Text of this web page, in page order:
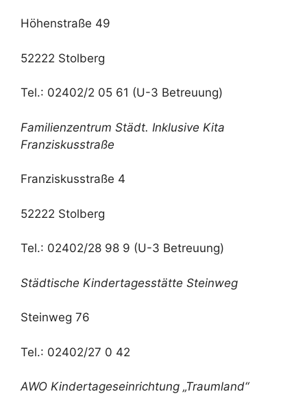
Höhenstraße 49
52222 Stolberg
Tel.: 02402/2 05 61 (U-3 Betreuung)
Familienzentrum Städt. Inklusive Kita
Franziskusstraße
Franziskusstraße 4
52222 Stolberg
Tel.: 02402/28 98 9 (U-3 Betreuung)
Städtische Kindertagesstätte Steinweg
Steinweg 76
Tel.: 02402/27 0 42
AWO Kindertageseinrichtung „Traumland“